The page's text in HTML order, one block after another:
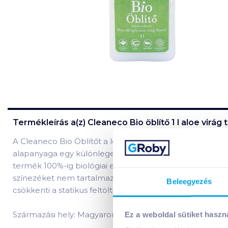
Beleegyezés
Ez a weboldal sütiket
Termékleírás a(z) Cleaneco Bio öblítő 1 l aloe virág
A Cleaneco Bio Öblítőt a legkorszerűbb
alapanyaga egy különleges repce kivonat, mely
termék 100%-ig biológiai eredetű alapanyagból
színezéket nem tartalmaz. Érzékeny, akár ekcémás
csökkenti a statikus feltöltődést.
Származási hely: Magyarország